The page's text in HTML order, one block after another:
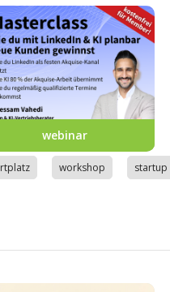
webinar
workshop startup